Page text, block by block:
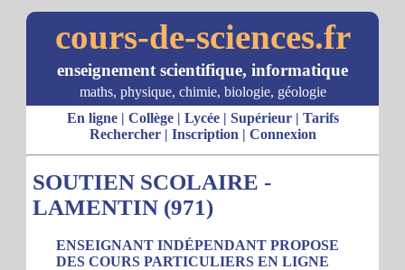
cours-de-sciences.fr
enseignement scientifique, informatique
maths, physique, chimie, biologie, géologie
En ligne| Collège| Lycée| Supérieur| Tarifs
Rechercher| Inscription | Connexion
SOUTIEN SCOLAIRE -
LAMENTIN (971)
ENSEIGNANT INDÉPENDANT PROPOSE
DES COURS PARTICULIERS EN LIGNE